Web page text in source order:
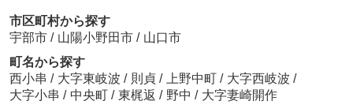
市区町村から探す
宇部市 / 山陽小野田市 / 山口市
町名から探す
西小串 / 大字東岐波 / 則貞 / 上野中町 / 大字西岐波 /
大字小串 / 中央町 / 東梶返 / 野中 / 大字妻崎開作